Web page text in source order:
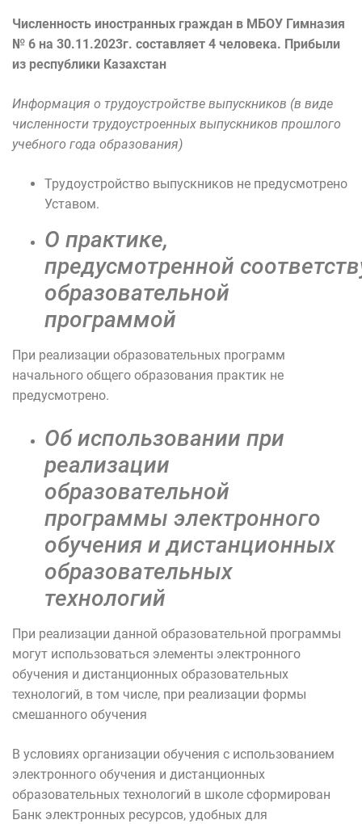
Численность иностранных граждан в МБОУ Гимназия
№ 6 на 30.11.2023г. составляет 4 человека. Прибыли
из республики Казахстан
Информация о трудоустройстве выпускников (в виде
численности трудоустроенных выпускников прошлого
учебного года образования)
Трудоустройство выпускников не предусмотрено
Уставом.
О практике,
предусмотренной
образовательной
программой
При реализации образовательных программ
начального общего образования практик не
предусмотрено.
Об использовании при
реализации
образовательной
программы электронного
обучения и дистанционных
образовательных
технологий
При реализации данной образовательной программы
могут использоваться элементы электронного
обучения и дистанционных образовательных
технологий, в том числе, при реализации формы
смешанного обучения
В условиях организации обучения с использованием
электронного обучения и дистанционных
образовательных технологий в школе сформирован
Банк электронных ресурсов, удобных для